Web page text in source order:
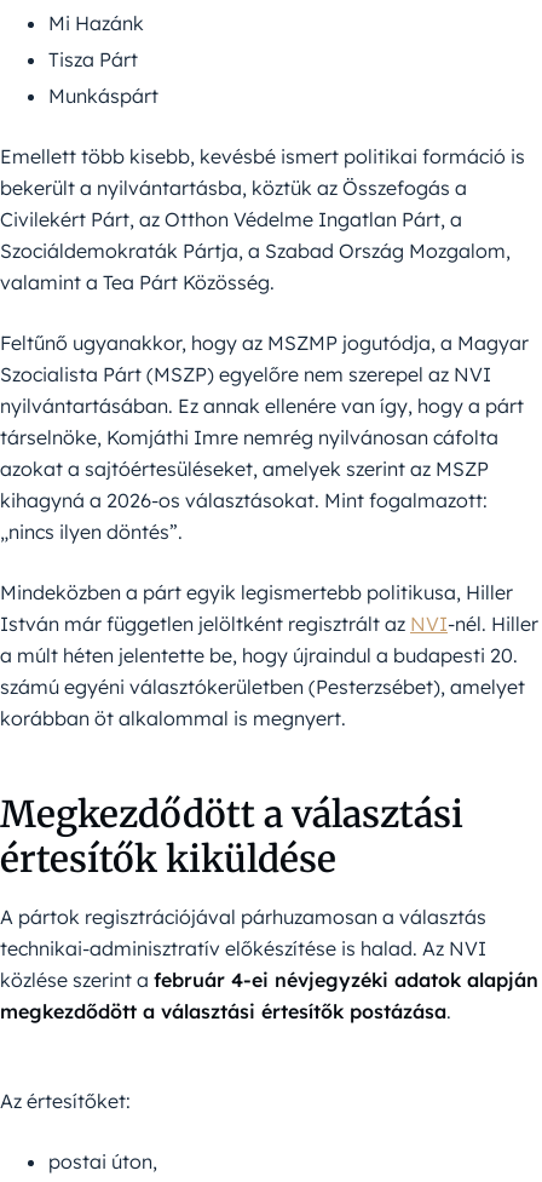
Mi Hazánk
Tisza Párt
Munkáspárt
Emellett több kisebb, kevésbé ismert politikai formáció is
bekerült a nyilvántartásba, köztük az Összefogás a
Civilekért Párt, az Otthon Védelme Ingatlan Párt, a
Szociáldemokraták Pártja, a Szabad Ország Mozgalom,
valamint a Tea Párt Közösség.
Feltűnő ugyanakkor, hogy az MSZMP jogutódja, a Magyar
Szocialista Párt (MSZP) egyelőre nem szerepel az NVI
nyilvántartásában. Ez annak ellenére van így, hogy a párt
társelnöke, Komjáthi Imre nemrég nyilvánosan cáfolta
azokat a sajtóértesüléseket, amelyek szerint az MSZP
kihagyná a 2026-os választásokat. Mint fogalmazott:
„nincs ilyen döntés”.
Mindeközben a párt egyik legismertebb politikusa, Hiller
István már független jelöltként regisztrált az NVI-nél. Hiller
a múlt héten jelentette be, hogy újraindul a budapesti 20.
számú egyéni választókerületben (Pesterzsébet), amelyet
korábban öt alkalommal is megnyert.
Megkezdődött a választási
értesítők kiküldése
A pártok regisztrációjával párhuzamosan a választás
technikai-adminisztratív előkészítése is halad. Az NVI
közlése szerint a február 4-ei névjegyzéki adatok alapján
megkezdődött a választási értesítők postázása.
Az értesítőket:
postai úton,